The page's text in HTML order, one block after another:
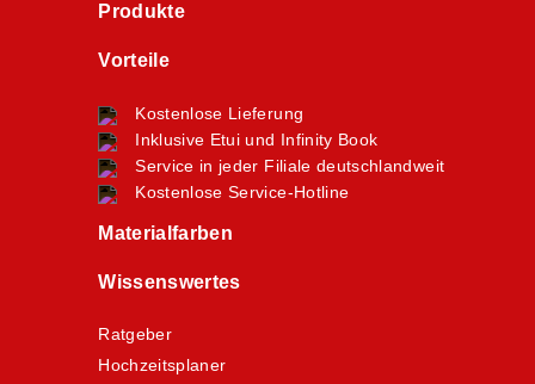
Produkte
Vorteile
Kostenlose Lieferung
Inklusive Etui und Infinity Book
Service in jeder Filiale deutschlandweit
Kostenlose Service-Hotline
Materialfarben
Wissenswertes
Ratgeber
Hochzeitsplaner